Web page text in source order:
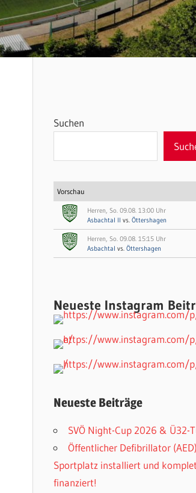
Suchen
Vorschau
Herren, So. 09.08. 13:00 Uhr
Asbachtal II vs. Öttershagen
Herren, So. 09.08. 15:15 Uhr
Asbachtal vs. Öttershagen
Neueste Instagram
Neueste Beiträge
SVÖ Night-Cup 2026 & Ü32-
Öffentlicher Defibrillator
Sportplatz installiert und
finanziert!